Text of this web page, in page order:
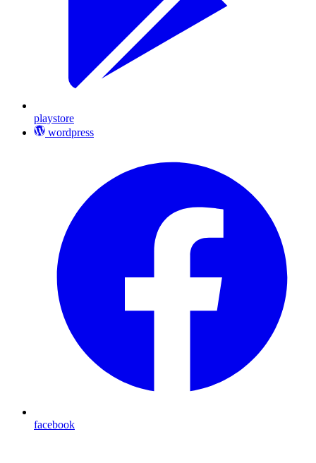
playstore
wordpress
facebook